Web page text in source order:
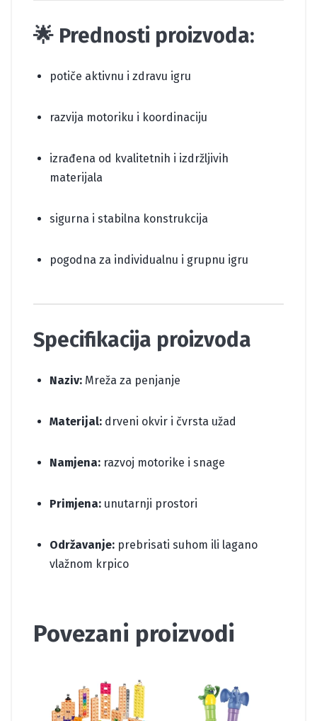
🌟 Prednosti proizvoda:
potiče aktivnu i zdravu igru
razvija motoriku i koordinaciju
izrađena od kvalitetnih i izdržljivih
materijala
sigurna i stabilna konstrukcija
pogodna za individualnu i grupnu igru
Specifikacija proizvoda
Naziv: Mreža za penjanje
Materijal: drveni okvir i čvrsta užad
Namjena: razvoj motorike i snage
Primjena: unutarnji prostori
Održavanje: prebrisati suhom ili lagano
vlažnom krpico
Povezani proizvodi